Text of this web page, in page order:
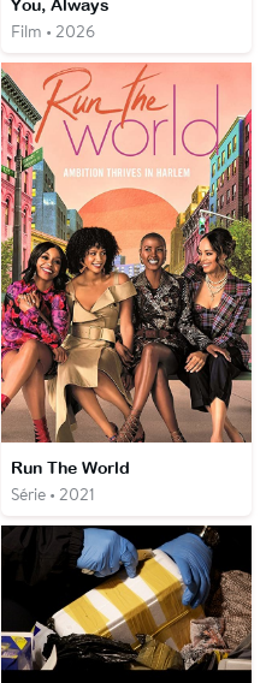
You, Always
Film • 2026
Run The World
Série • 2021